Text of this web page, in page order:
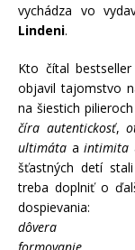
vychádza vo
Lindeni.
Kto čítal bestseller
objavil tajomstvo
na šiestich
číra autentickosť,
ultimáta aintimita
šťastných detí stali
treba doplniť o
dospievania:
dôvera